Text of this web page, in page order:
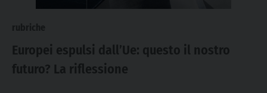
Europei espulsi dall’Ue: questo il nostro
futuro? La riflessione